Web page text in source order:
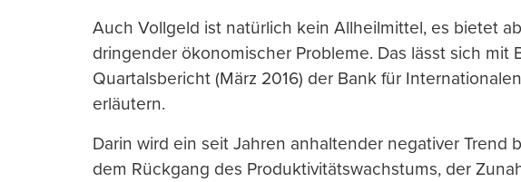
Auch Vollgeld ist natürlich kein Allheilmittel, es bietet
dringender ökonomischer Probleme. Das lässt sich mit
Quartalsbericht (März 2016) der Bank für
erläutern.
Darin wird ein seit Jahren anhaltender negativer Trend
dem Rückgang des Produktivitätswachstums, der